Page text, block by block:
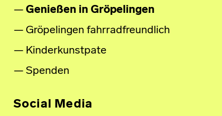
Genießen in Gröpelingen
Gröpelingen fahrradfreundlich
Kinderkunstpate
Spenden
Social Media